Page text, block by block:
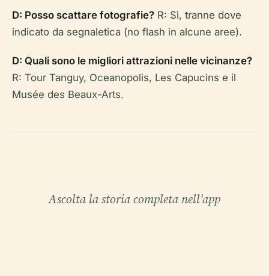
D: Posso scattare fotografie? R: Sì, tranne dove
indicato da segnaletica (no flash in alcune aree).
D: Quali sono le migliori attrazioni nelle vicinanze?
R: Tour Tanguy, Oceanopolis, Les Capucins e il
Musée des Beaux-Arts.
Ascolta la storia completa nell'app